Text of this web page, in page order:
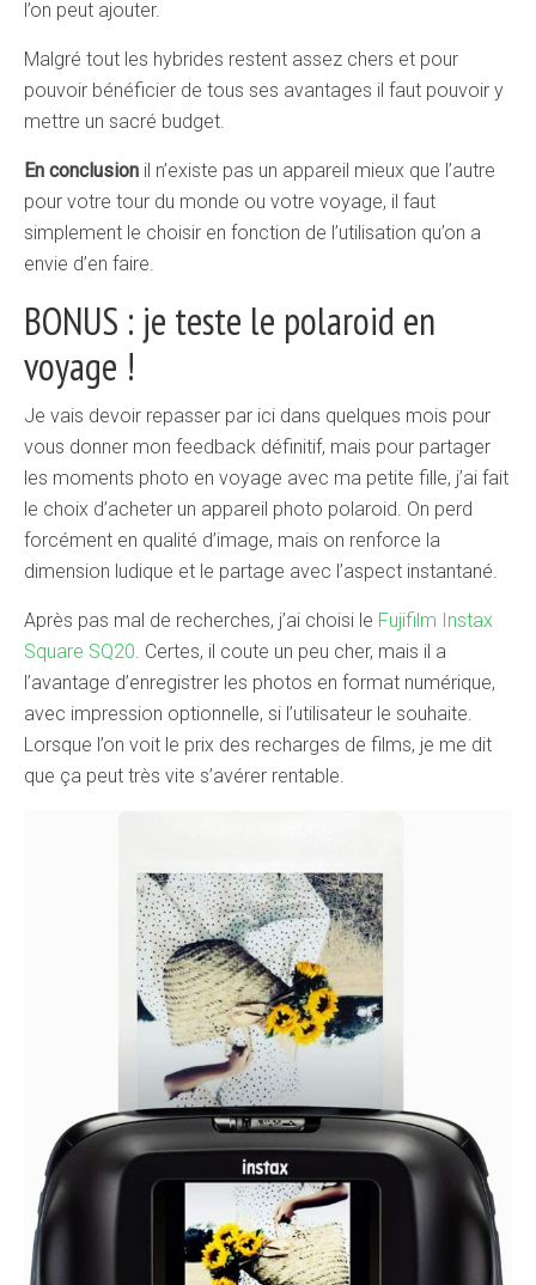
l’on peut ajouter.
Malgré tout les hybrides restent assez chers et pour
pouvoir bénéficier de tous ses avantages il faut pouvoir y
mettre un sacré budget.
En conclusion il n’existe pas un appareil mieux que l’autre
pour votre tour du monde ou votre voyage, il faut
simplement le choisir en fonction de l’utilisation qu’on a
envie d’en faire.
BONUS : je teste le polaroid en
voyage !
Je vais devoir repasser par ici dans quelques mois pour
vous donner mon feedback définitif, mais pour partager
les moments photo en voyage avec ma petite fille, j’ai fait
le choix d’acheter un appareil photo polaroid. On perd
forcément en qualité d’image, mais on renforce la
dimension ludique et le partage avec l’aspect instantané.
Après pas mal de recherches, j’ai choisi le Fujifilm Instax
Square SQ20. Certes, il coute un peu cher, mais il a
l’avantage d’enregistrer les photos en format numérique,
avec impression optionnelle, si l’utilisateur le souhaite.
Lorsque l’on voit le prix des recharges de films, je me dit
que ça peut très vite s’avérer rentable.